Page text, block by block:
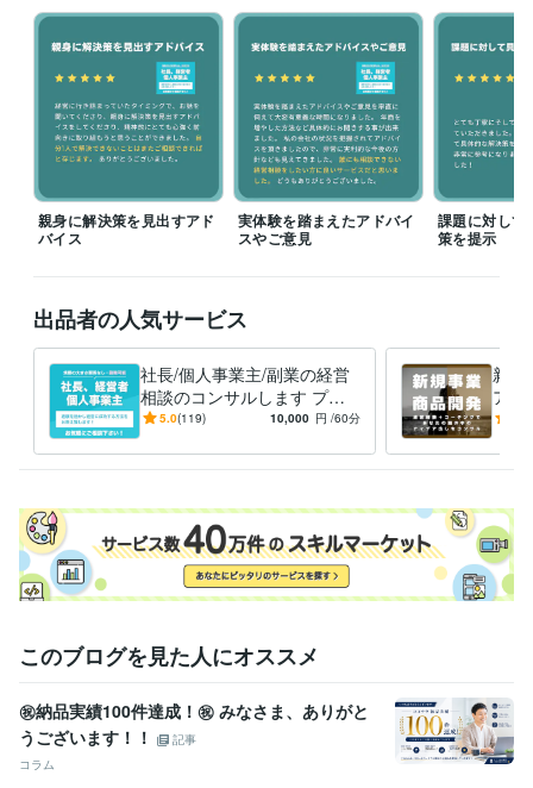
◆キャンセルの対応について◆
連絡がつかない等の購入者様都合のキャンセルの場合は、サービス提供
日の翌日までにご連絡ください。ご連絡がいただけない際には、自動的
に料金を決済させていただく場合がございます。ご注意ください。
経験職種
マーケティング / デジタルマーケティング 経験年数 : 20年
営業 / 法人営業 経験年数 : 10年
コンサルタント / 経営コンサルタント 経験年数 : 3年
経営・マネジメント / 経営者・CEO・COO
職歴
ベンチャー企業（専門商社） 営業職、企画職
月
映画、映像コンテンツ製造販売 営業職 2000年6月 ~ 2002年2月
ベンチャー企業（人材サービス業・人材派遣・人材紹介） 2002年3
月 ~ 2008年2月
ベンチャー企業（人材サービス業・人材派遣・人材紹介・教育研修・
海外人材）
2008年3月 ~ 現在
7月 ~ 現在
受賞歴
社員教育について/大阪中小企業経営者交流会 人材の採用と定着につ
系業界紙「人材の働きやすい環境」 【取材】日経新聞「人材サービ
ス業界の現状」 【取材】地方経済「地方における人材ビジネスにつ
いて」 【取材】福祉系業界紙「働きやすい環境つくり」 【取材】日
本経済新聞「待機児童問題について」
【取材】日本経済新聞「人材
派遣の時給について」
【取材】日本経済新聞「人材派遣の時給高騰
について」
親身に解決策を見出すアド
バイス
実体験を踏まえたアドバイ
スやご意見
課題に対して
策を提示
出品者の人気サービス
社長/個人事業主/副業の経営
相談のコンサルします プロ
の経営コンサルタントが年商
え！
5.0(119) 10,000 円 /60分
新規
ア出
経験
現化
このブログを見た人にオススメ
㊗️納品実績100件達成！㊗️ みなさま、ありがと
うございます！！
記事
コラム